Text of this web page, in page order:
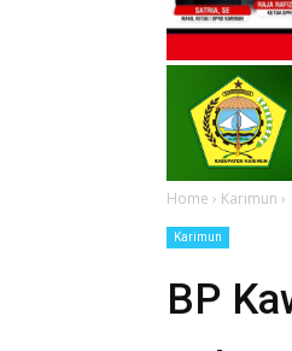
Home › Karimun ›
Karimun
BP